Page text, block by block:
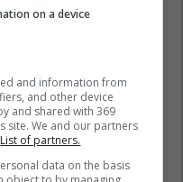
on a device
and information from
and other device
and shared with 369
site. We and our partners
List of partners.
data on the basis